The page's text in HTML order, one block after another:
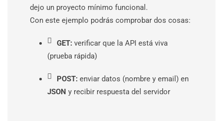
dejo un proyecto mínimo funcional.
Con este ejemplo podrás comprobar dos cosas:
GET: verificar que la API está viva
(prueba rápida)
POST: enviar datos (nombre y email) en
JSON y recibir respuesta del servidor